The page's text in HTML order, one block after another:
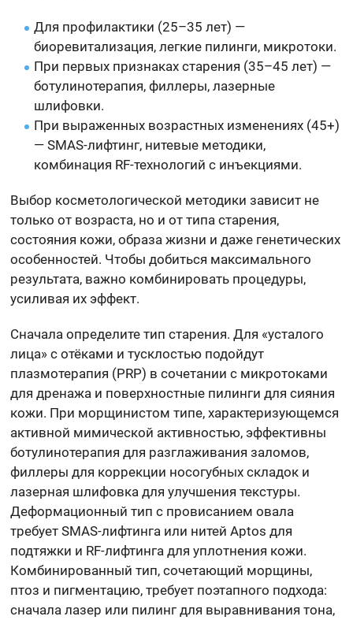
Для профилактики (25–35 лет) —
биоревитализация, легкие пилинги, микротоки.
При первых признаках старения (35–45 лет) —
ботулинотерапия, филлеры, лазерные
шлифовки.
При выраженных возрастных изменениях (45+)
— SMAS-лифтинг, нитевые методики,
комбинация RF-технологий с инъекциями.
Выбор косметологической методики зависит не
только от возраста, но и от типа старения,
состояния кожи, образа жизни и даже генетических
особенностей. Чтобы добиться максимального
результата, важно комбинировать процедуры,
усиливая их эффект.
Сначала определите тип старения. Для «усталого
лица» с отёками и тусклостью подойдут
плазмотерапия (PRP) в сочетании с микротоками
для дренажа и поверхностные пилинги для сияния
кожи. При морщинистом типе, характеризующемся
активной мимической активностью, эффективны
ботулинотерапия для разглаживания заломов,
филлеры для коррекции носогубных складок и
лазерная шлифовка для улучшения текстуры.
Деформационный тип с провисанием овала
требует SMAS-лифтинга или нитей Aptos для
подтяжки и RF-лифтинга для уплотнения кожи.
Комбинированный тип, сочетающий морщины,
птоз и пигментацию, требует поэтапного подхода:
сначала лазер или пилинг для выравнивания тона,